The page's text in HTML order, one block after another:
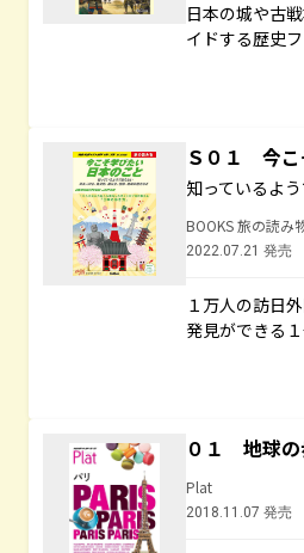
日本の城や古
イドする歴史
Ｓ０１ 今こ
知っているよ
BOOKS 旅の読み
2022.07.21 発売
１万人の訪日
発見ができる１
０１ 地球
Plat
2018.11.07 発売